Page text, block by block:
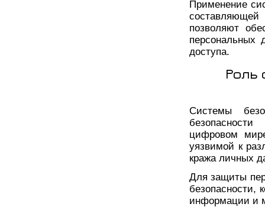
Применение
позволяют
персональных
доступа.
Роль
Системы
цифровом
уязвимой к
кража личных
Для защиты
безопасности,
информации и